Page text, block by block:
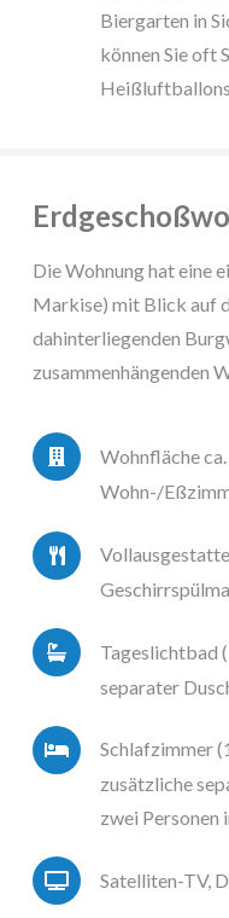
Biergarten in
können Sie oft
Die Wohnung hat eine
Markise) mit Blick auf
dahinterliegenden
zusammenhängenden
Wohnfläche
Wohn-/
Tageslichtbad
separater
Schlafzimmer
zusätzliche
zwei
Satelliten-TV,